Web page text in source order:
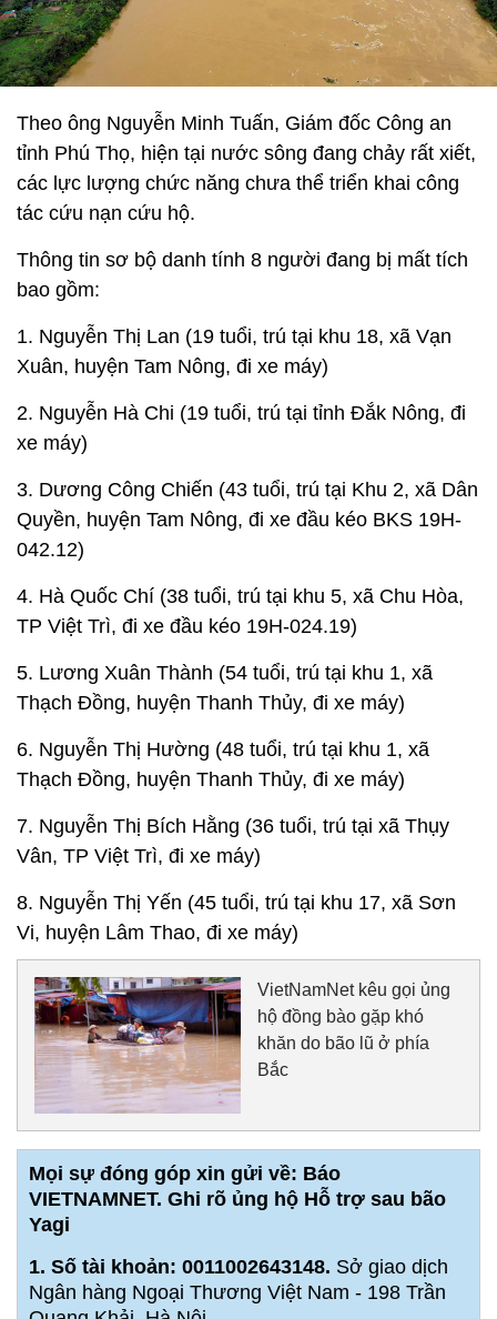
Theo ông Nguyễn Minh Tuấn, Giám đốc Công an
tỉnh Phú Thọ, hiện tại nước sông đang chảy rất xiết,
các lực lượng chức năng chưa thể triển khai công
tác cứu nạn cứu hộ.
Thông tin sơ bộ danh tính 8 người đang bị mất tích
bao gồm:
1. Nguyễn Thị Lan (19 tuổi, trú tại khu 18, xã Vạn
Xuân, huyện Tam Nông, đi xe máy)
2. Nguyễn Hà Chi (19 tuổi, trú tại tỉnh Đắk Nông, đi
xe máy)
3. Dương Công Chiến (43 tuổi, trú tại Khu 2, xã Dân
Quyền, huyện Tam Nông, đi xe đầu kéo BKS 19H-
042.12)
4. Hà Quốc Chí (38 tuổi, trú tại khu 5, xã Chu Hòa,
TP Việt Trì, đi xe đầu kéo 19H-024.19)
5. Lương Xuân Thành (54 tuổi, trú tại khu 1, xã
Thạch Đồng, huyện Thanh Thủy, đi xe máy)
6. Nguyễn Thị Hường (48 tuổi, trú tại khu 1, xã
Thạch Đồng, huyện Thanh Thủy, đi xe máy)
7. Nguyễn Thị Bích Hằng (36 tuổi, trú tại xã Thụy
Vân, TP Việt Trì, đi xe máy)
8. Nguyễn Thị Yến (45 tuổi, trú tại khu 17, xã Sơn
Vi, huyện Lâm Thao, đi xe máy)
VietNamNet kêu gọi ủng
hộ đồng bào gặp khó
khăn do bão lũ ở phía
Bắc
Mọi sự đóng góp xin gửi về: Báo
VIETNAMNET. Ghi rõ ủng hộ Hỗ trợ sau bão
Yagi
1. Số tài khoản: 0011002643148. Sở giao dịch
Ngân hàng Ngoại Thương Việt Nam - 198 Trần